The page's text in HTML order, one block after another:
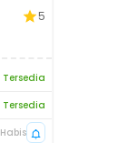
5
Tersedia
Tersedia
Habis